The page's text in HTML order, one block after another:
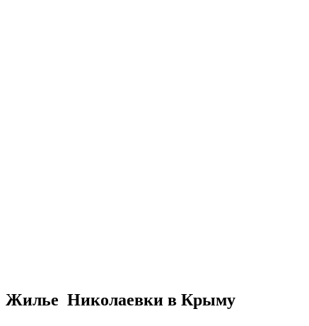
Жилье Николаевки в Крыму